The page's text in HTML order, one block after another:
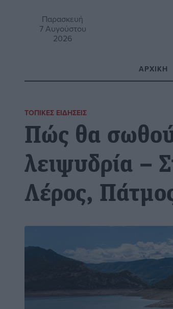
Παρασκευή
7 Αυγούστου
2026
ΑΡΧΙΚΉ
ΤΟΠΙΚΈΣ ΕΙΔΉΣΕΙΣ
Πώς θα
λειψυδρία –
Λέρος,